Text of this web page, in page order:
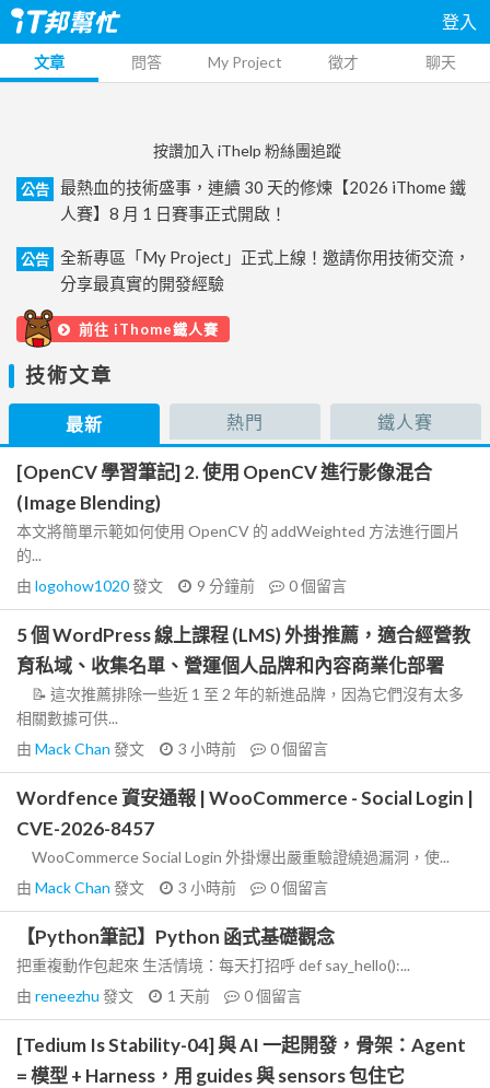
登入
文章 問答 My Project 徵才 聊天
按讚加入 iThelp 粉絲團追蹤
公告
最熱血的技術盛事，連續 30 天的修煉【2026 iThome 鐵
人賽】8 月 1 日賽事正式開啟！
公告
全新專區「My Project」正式上線！邀請你用技術交流，
分享最真實的開發經驗
前往 iThome鐵人賽
技術文章
最新 熱門 鐵人賽
[OpenCV 學習筆記] 2. 使用 OpenCV 進行影像混合
(Image Blending)
本文將簡單示範如何使用 OpenCV 的 addWeighted 方法進行圖片
的...
由 logohow1020發文 9 分鐘前 0個留言
5 個 WordPress 線上課程 (LMS) 外掛推薦，適合經營教
育私域、收集名單、營運個人品牌和內容商業化部署
📝 這次推薦排除一些近 1 至 2 年的新進品牌，因為它們沒有太多
相關數據可供...
由 Mack Chan 發文 3 小時前 0個留言
Wordfence 資安通報 | WooCommerce - Social Login |
CVE-2026-8457
WooCommerce Social Login 外掛爆出嚴重驗證繞過漏洞，使...
由 Mack Chan 發文 3 小時前 0個留言
【Python筆記】Python 函式基礎觀念
把重複動作包起來 生活情境：每天打招呼 def say_hello():...
由 reneezhu 發文 1 天前 0個留言
[Tedium Is Stability-04] 與 AI 一起開發，骨架：Agent
= 模型 + Harness，用 guides 與 sensors 包住它